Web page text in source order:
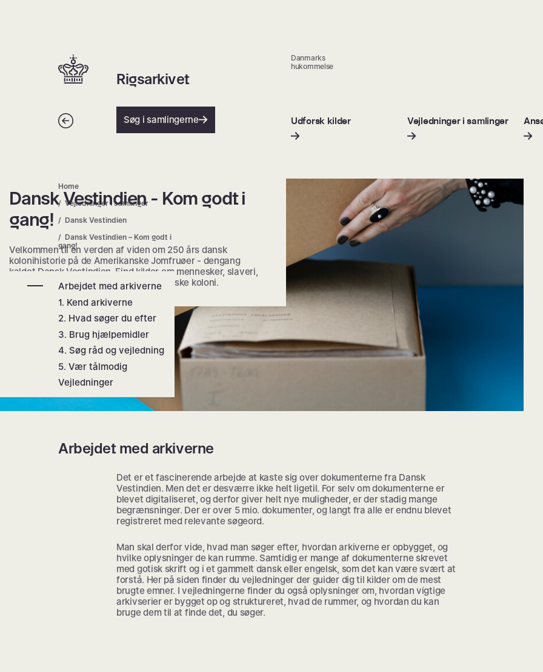
Hjem | Home
Rigsarkivet
Danmarks
hukommelse
Tilbage Søg i samlingerne Udforsk kilder Vejledninger i samlinger
Home
Vejledninger i samlinger
Dansk Vestindien
Dansk Vestindien – Kom godt i
gang!
Arbejdet med arkiverne
1. Kend arkiverne
2. Hvad søger du efter
3. Brug hjælpemidler
4. Søg råd og vejledning
5. Vær tålmodig
Vejledninger
Dansk Vestindien – Kom godt i gang!
Dansk Vestindien - Kom godt i
gang!
Velkommen til en verden af viden om 250 års dansk
kolonihistorie på de Amerikanske Jomfruøer - dengang
kaldet Dansk Vestindien. Find kilder om mennesker, slaveri,
søfart og livet for rig og fattig i den danske koloni.
Arbejdet med arkiverne
Det er et fascinerende arbejde at kaste sig over dokumenterne fra Dansk
Vestindien. Men det er desværre ikke helt ligetil. For selv om dokumenterne er
blevet digitaliseret, og derfor giver helt nye muligheder, er der stadig mange
begrænsninger. Der er over 5 mio. dokumenter, og langt fra alle er endnu blevet
registreret med relevante søgeord.
Man skal derfor vide, hvad man søger efter, hvordan arkiverne er opbygget, og
hvilke oplysninger de kan rumme. Samtidig er mange af dokumenterne skrevet
med gotisk skrift og i et gammelt dansk eller engelsk, som det kan være svært at
forstå. Her på siden finder du vejledninger der guider dig til kilder om de mest
brugte emner. I vejledningerne finder du også oplysninger om, hvordan vigtige
arkivserier er bygget op og struktureret, hvad de rummer, og hvordan du kan
bruge dem til at finde det, du søger.